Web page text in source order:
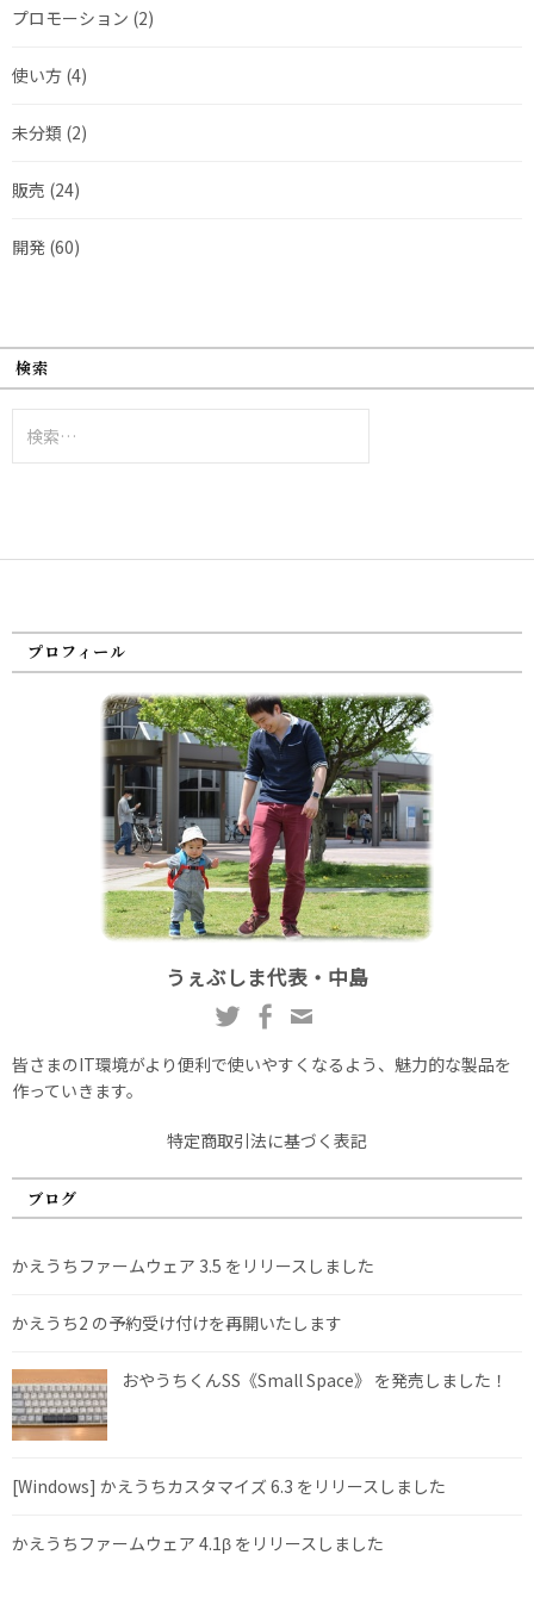
プロモーション (2)
使い方 (4)
未分類 (2)
販売 (24)
開発 (60)
検索
索:
プロフィール
うぇぶしま代表・中島
皆さまのIT環境がより便利で使いやすくなるよう、魅力的な製品を
作っていきます。
特定商取引法に基づく表記
ブログ
かえうちファームウェア 3.5 をリリースしました
かえうち2 の予約受け付けを再開いたします
おやうちくんSS《Small Space》 を発売しました！
[Windows] かえうちカスタマイズ 6.3 をリリースしました
かえうちファームウェア 4.1β をリリースしました